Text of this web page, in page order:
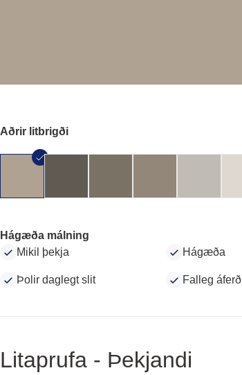
Aðrir litbrigði
Hágæða málning
Mikil þekja
Hágæða
Þolir daglegt slit Falleg áferð
Litaprufa - Þekjandi